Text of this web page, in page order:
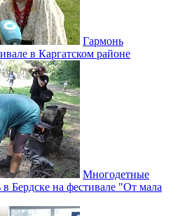
Гармонь
в Каргатском районе
Многодетные
в Бердске на фестивале "От мала